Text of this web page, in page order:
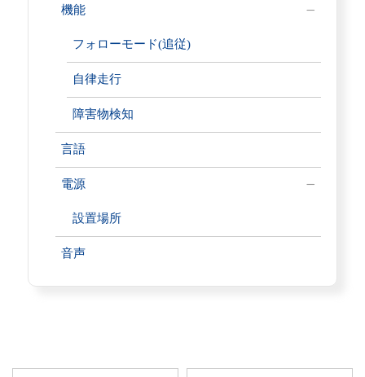
機能
フォローモード(追従)
自律走行
障害物検知
言語
電源
設置場所
音声